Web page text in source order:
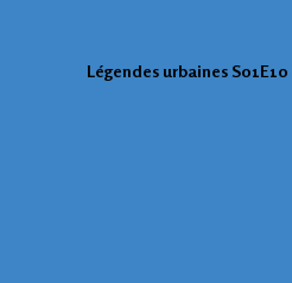
Légendes urbaines S01E10